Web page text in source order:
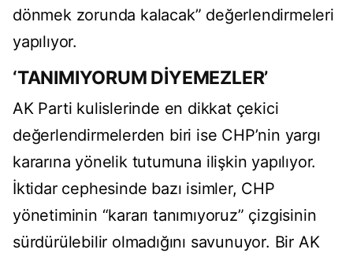
dönmek zorunda kalacak” değerlendirmeleri
yapılıyor.
‘TANIMIYORUM DİYEMEZLER’
AK Parti kulislerinde en dikkat çekici
değerlendirmelerden biri ise CHP’nin yargı
kararına yönelik tutumuna ilişkin yapılıyor.
İktidar cephesinde bazı isimler, CHP
yönetiminin “kararı tanımıyoruz” çizgisinin
sürdürülebilir olmadığını savunuyor. Bir AK